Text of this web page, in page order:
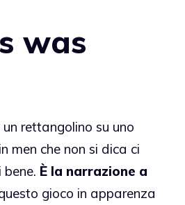
was
rettangolino su uno
men che non si dica ci
È la narrazione a
gioco in apparenza